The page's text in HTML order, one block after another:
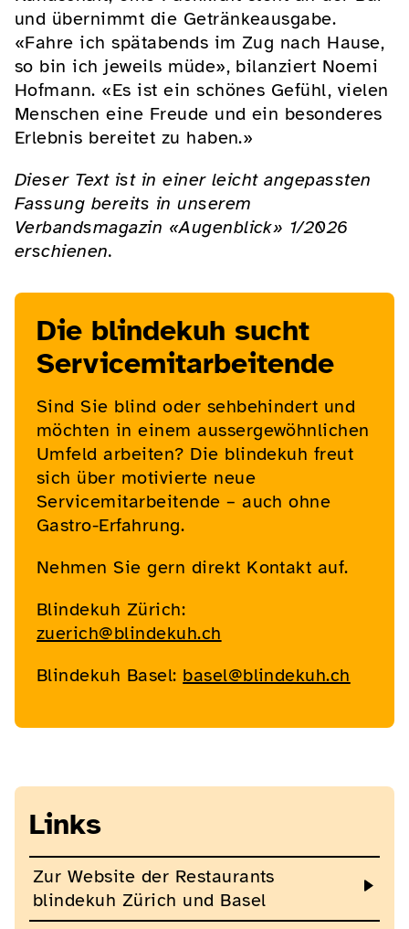
und übernimmt die Getränkeausgabe.
«Fahre ich spätabends im Zug nach Hause,
so bin ich jeweils müde», bilanziert Noemi
Hofmann. «Es ist ein schönes Gefühl, vielen
Menschen eine Freude und ein besonderes
Erlebnis bereitet zu haben.»
Dieser Text ist in einer leicht angepassten
Fassung bereits in unserem
Verbandsmagazin «Augenblick» 1/2026
erschienen.
Die blindekuh sucht
Servicemitarbeitende
Sind Sie blind oder sehbehindert und
möchten in einem aussergewöhnlichen
Umfeld arbeiten? Die blindekuh freut
sich über motivierte neue
Servicemitarbeitende – auch ohne
Gastro-Erfahrung.
Nehmen Sie gern direkt Kontakt auf.
Blindekuh Zürich:
zuerich@blindekuh.ch
Blindekuh Basel: basel@blindekuh.ch
Links
Zur Website der Restaurants
blindekuh Zürich und Basel